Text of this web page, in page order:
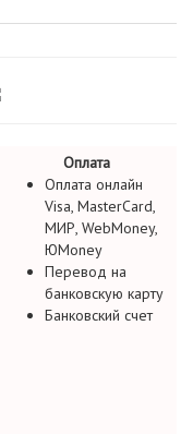
Оплата
Оплата онлайн
Visa, MasterCard,
МИР, WebMoney,
ЮMoney
Перевод на
банковскую карту
Банковский счет